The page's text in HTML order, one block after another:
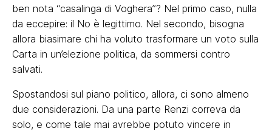
ben nota “casalinga di Voghera”? Nel primo caso, nulla
da eccepire: il No è legittimo. Nel secondo, bisogna
allora biasimare chi ha voluto trasformare un voto sulla
Carta in un’elezione politica, da sommersi contro
salvati.
Spostandosi sul piano politico, allora, ci sono almeno
due considerazioni. Da una parte Renzi correva da
solo, e come tale mai avrebbe potuto vincere in